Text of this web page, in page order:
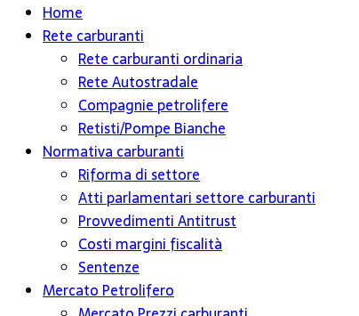
Home
Rete carburanti
Rete carburanti ordinaria
Rete Autostradale
Compagnie petrolifere
Retisti/Pompe Bianche
Normativa carburanti
Riforma di settore
Atti parlamentari settore carburanti
Provvedimenti Antitrust
Costi margini fiscalità
Sentenze
Mercato Petrolifero